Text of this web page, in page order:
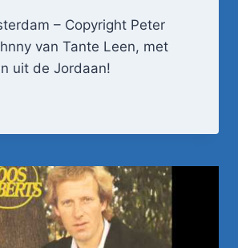
– Copyright Peter
van Tante Leen, met
uit de Jordaan!